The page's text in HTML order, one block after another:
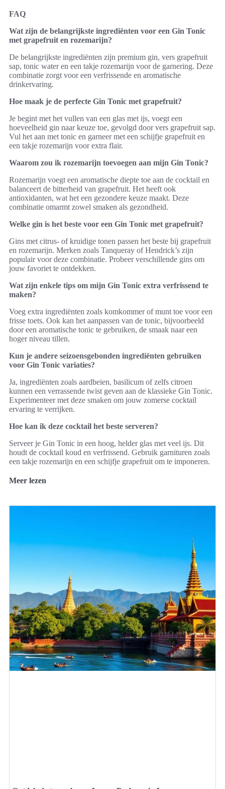
FAQ
Wat zijn de belangrijkste ingrediënten voor een Gin Tonic
met grapefruit en rozemarijn?
De belangrijkste ingrediënten zijn premium gin, vers grapefruit
sap, tonic water en een takje rozemarijn voor de garnering. Deze
combinatie zorgt voor een verfrissende en aromatische
drinkervaring.
Hoe maak je de perfecte Gin Tonic met grapefruit?
Je begint met het vullen van een glas met ijs, voegt een
hoeveelheid gin naar keuze toe, gevolgd door vers grapefruit sap.
Vul het aan met tonic en garneer met een schijfje grapefruit en
een takje rozemarijn voor extra flair.
Waarom zou ik rozemarijn toevoegen aan mijn Gin Tonic?
Rozemarijn voegt een aromatische diepte toe aan de cocktail en
balanceert de bitterheid van grapefruit. Het heeft ook
antioxidanten, wat het een gezondere keuze maakt. Deze
combinatie omarmt zowel smaken als gezondheid.
Welke gin is het beste voor een Gin Tonic met grapefruit?
Gins met citrus- of kruidige tonen passen het beste bij grapefruit
en rozemarijn. Merken zoals Tanqueray of Hendrick’s zijn
populair voor deze combinatie. Probeer verschillende gins om
jouw favoriet te ontdekken.
Wat zijn enkele tips om mijn Gin Tonic extra verfrissend te
maken?
Voeg extra ingrediënten zoals komkommer of munt toe voor een
frisse toets. Ook kan het aanpassen van de tonic, bijvoorbeeld
door een aromatische tonic te gebruiken, de smaak naar een
hoger niveau tillen.
Kun je andere seizoensgebonden ingrediënten gebruiken
voor Gin Tonic variaties?
Ja, ingrediënten zoals aardbeien, basilicum of zelfs citroen
kunnen een verrassende twist geven aan de klassieke Gin Tonic.
Experimenteer met deze smaken om jouw zomerse cocktail
ervaring te verrijken.
Hoe kan ik deze cocktail het beste serveren?
Serveer je Gin Tonic in een hoog, helder glas met veel ijs. Dit
houdt de cocktail koud en verfrissend. Gebruik garnituren zoals
een takje rozemarijn en een schijfje grapefruit om te imponeren.
Meer lezen